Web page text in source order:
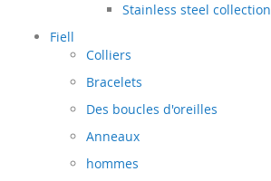
Stainless steel collection
Fiell
Colliers
Bracelets
Des boucles d'oreilles
Anneaux
hommes